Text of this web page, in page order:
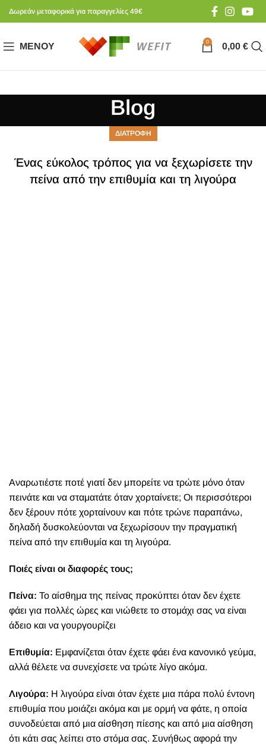
Δωρεάν μεταφορικά για παραγγελίες 49€
ΜΕΝΟΎ 0 0,00 €
Blog
ΔΙΑΤΡΟΦΗ
Ένας εύκολος τρόπος για να ξεχωρίσετε την
πείνα από την επιθυμία και τη λιγούρα
Aναρωτιέστε ποτέ γιατί δεν μπορείτε να τρώτε μόνο όταν
πεινάτε και να σταματάτε όταν χορταίνετε; Οι περισσότεροι
δεν ξέρουν πότε χορταίνουν και πότε τρώνε παραπάνω,
δηλαδή δυσκολεύονται να ξεχωρίσουν την πραγματική
πείνα από την επιθυμία και τη λιγούρα.
Ποιές είναι οι διαφορές τους;
Πείνα: Το αίσθημα της πείνας προκύπτει όταν δεν έχετε
φάει για πολλές ώρες και νιώθετε το στομάχι σας να είναι
άδειο και να γουργουρίζει
Επιθυμία: Εμφανίζεται όταν έχετε φάει ένα κανονικό γεύμα,
αλλά θέλετε να συνεχίσετε να τρώτε λίγο ακόμα.
Λιγούρα: Η λιγούρα είναι όταν έχετε μια πάρα πολύ έντονη
επιθυμία που μοιάζει ακόμα και με ορμή να φάτε, η οποία
συνοδεύεται από μια αίσθηση πίεσης και από μια αίσθηση
ότι κάτι σας λείπει στο στόμα σας. Συνήθως αφορά την